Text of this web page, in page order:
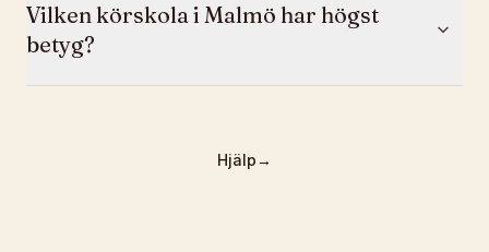
Vilken körskola i Malmö har högst
betyg?
Hjälp→